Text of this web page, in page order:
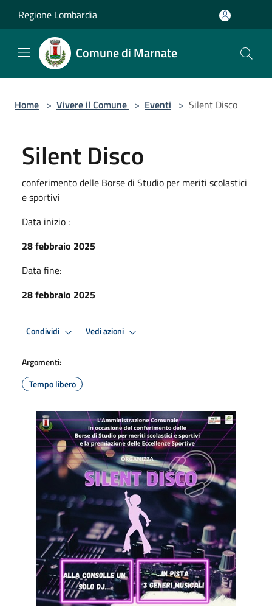
Regione Lombardia
Comune di Marnate
Home > Vivere il Comune > Eventi > Silent Disco
Silent Disco
conferimento delle Borse di Studio per meriti scolastici
e sportivi
Data inizio :
28 febbraio 2025
Data fine:
28 febbraio 2025
Condividi Vedi azioni
Argomenti:
Tempo libero